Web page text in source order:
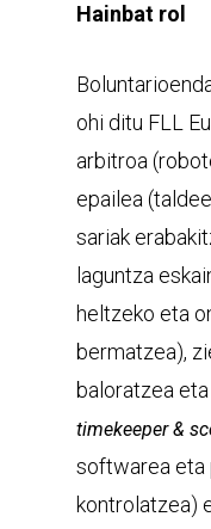
Hainbat rol
ohi ditu FLL
arbitroa
epailea
sariak
laguntza
heltzeko eta
bermatzea),
baloratzea
timekeeper &
softwarea eta
kontrolatzea)